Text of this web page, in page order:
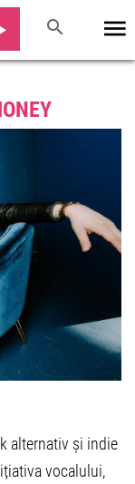
alternativ și indie
vocalului,